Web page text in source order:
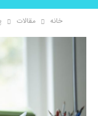
خانه مقالات